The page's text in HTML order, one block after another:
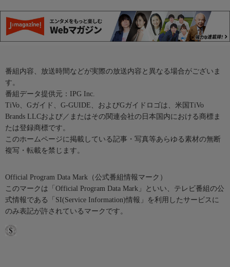
番組内容、放送時間などが実際の放送内容と異なる場合がございま
す。
番組データ提供元：IPG Inc.
TiVo、Gガイド、G-GUIDE、およびGガイドロゴは、米国TiVo
Brands LLCおよび／またはその関連会社の日本国内における商標ま
たは登録商標です。
このホームページに掲載している記事・写真等あらゆる素材の無断
複写・転載を禁じます。
Official Program Data Mark（公式番組情報マーク）
このマークは「Official Program Data Mark」といい、テレビ番組の公
式情報である「SI(Service Information)情報」を利用したサービスに
のみ表記が許されているマークです。